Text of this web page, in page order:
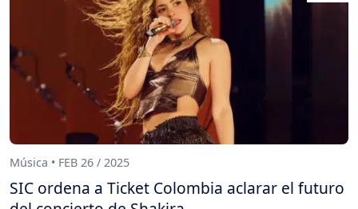
Música • FEB 26 / 2025
SIC ordena a Ticket Colombia aclarar el futuro